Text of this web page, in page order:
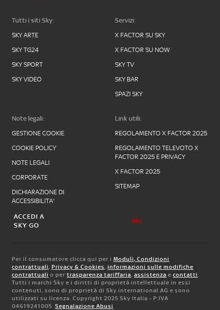
Tutti i siti Sky:
SKY ARTE
SKY TG24
SKY SPORT
SKY VIDEO
Servizi:
X FACTOR SU SKY
X FACTOR SU NOW
SKY TV
SKY BAR
SPAZI SKY
Note legali:
GESTIONE COOKIE
COOKIE POLICY
NOTE LEGALI
CORPORATE
DICHIARAZIONE DI
ACCESSIBILITA'
Link utili:
REGOLAMENTO X FACTOR 2025
REGOLAMENTO TELEVOTO X
FACTOR 2025 E PRIVACY
X FACTOR 2025
SITEMAP
ACCEDI A
SKY GO
Per il consumatore clicca qui per i Moduli, Condizioni
contrattuali, Privacy & Cookies, informazioni sulle modifiche
contrattuali o per trasparenza tariffaria, assistenza e contatti.
Tutti i marchi Sky e i diritti di proprietà intellettuale in essi
contenuti, sono di proprietà di Sky international AG e sono
utilizzati su licenza. Copyright 2025 Sky Italia - P.IVA
04619241005. Segnalazione Abusi